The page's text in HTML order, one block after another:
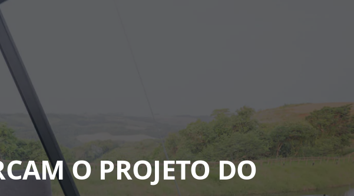
O PROJETO DO